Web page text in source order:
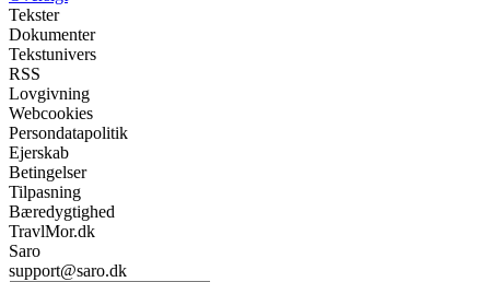
Tekster
Dokumenter
Tekstunivers
RSS
Lovgivning
Webcookies
Persondatapolitik
Ejerskab
Betingelser
Tilpasning
Bæredygtighed
TravlMor.dk
Saro
support@saro.dk